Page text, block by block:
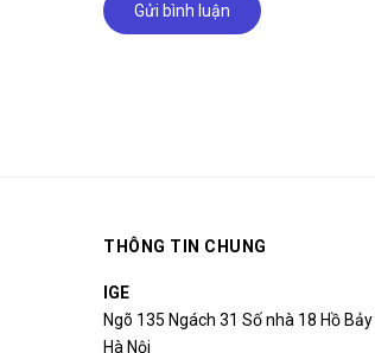
Gửi bình luận
THÔNG TIN CHUNG
IGE
Ngõ 135 Ngách 31 Số nhà 18 Hồ
Hà Nội